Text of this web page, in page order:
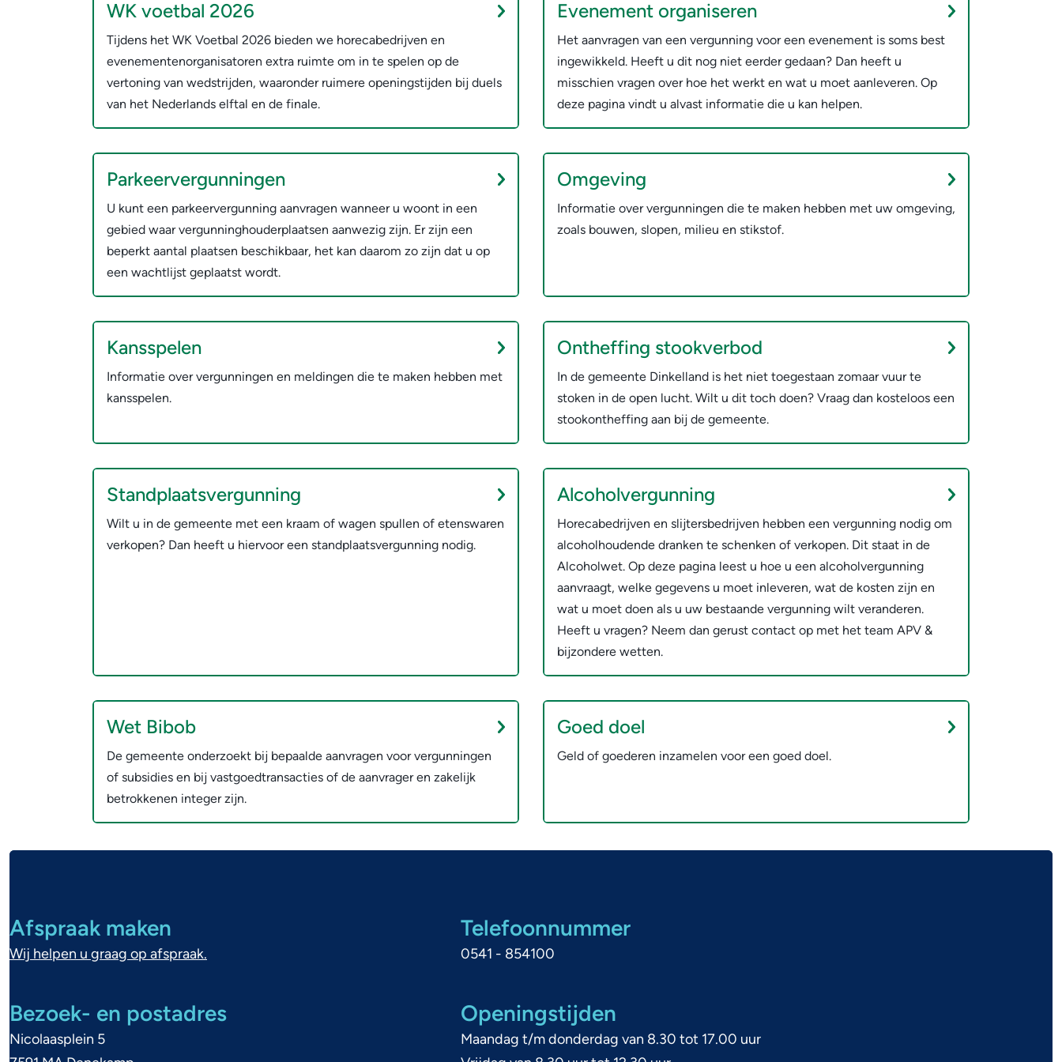
WK voetbal 2026
Tijdens het WK Voetbal 2026 bieden we horecabedrijven en
evenementenorganisatoren extra ruimte om in te spelen op de
vertoning van wedstrijden, waaronder ruimere openingstijden bij duels
van het Nederlands elftal en de finale.
Evenement organiseren
Het aanvragen van een vergunning voor een evenement is soms best
ingewikkeld. Heeft u dit nog niet eerder gedaan? Dan heeft u
misschien vragen over hoe het werkt en wat u moet aanleveren. Op
deze pagina vindt u alvast informatie die u kan helpen.
Parkeervergunningen
U kunt een parkeervergunning aanvragen wanneer u woont in een
gebied waar vergunninghouderplaatsen aanwezig zijn. Er zijn een
beperkt aantal plaatsen beschikbaar, het kan daarom zo zijn dat u op
een wachtlijst geplaatst wordt.
Omgeving
Informatie over vergunningen die te maken hebben met uw omgeving,
zoals bouwen, slopen, milieu en stikstof.
Kansspelen
Informatie over vergunningen en meldingen die te maken hebben met
kansspelen.
Ontheffing stookverbod
In de gemeente Dinkelland is het niet toegestaan zomaar vuur te
stoken in de open lucht. Wilt u dit toch doen? Vraag dan kosteloos een
stookontheffing aan bij de gemeente.
Standplaatsvergunning
Wilt u in de gemeente met een kraam of wagen spullen of etenswaren
verkopen? Dan heeft u hiervoor een standplaatsvergunning nodig.
Alcoholvergunning
Horecabedrijven en slijtersbedrijven hebben een vergunning nodig om
alcoholhoudende dranken te schenken of verkopen. Dit staat in de
Alcoholwet. Op deze pagina leest u hoe u een alcoholvergunning
aanvraagt, welke gegevens u moet inleveren, wat de kosten zijn en
wat u moet doen als u uw bestaande vergunning wilt veranderen.
Heeft u vragen? Neem dan gerust contact op met het team APV &
bijzondere wetten.
Wet Bibob
De gemeente onderzoekt bij bepaalde aanvragen voor vergunningen
of subsidies en bij vastgoedtransacties of de aanvrager en zakelijk
betrokkenen integer zijn.
Goed doel
Geld of goederen inzamelen voor een goed doel.
g
m
e
Afspraak maken
Wij helpen u graag op afspraak.
Bezoek- en postadres
Nicolaasplein 5
Telefoonnummer
0541 - 854100
Openingstijden
Maandag t/m donderdag van 8.30 tot 17.00 uur